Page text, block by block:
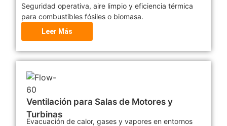
Seguridad operativa, aire limpio y eficiencia térmica
para combustibles fósiles o biomasa.
Leer Más
Ventilación para Salas de Motores y
Turbinas
Evacuación de calor, gases y vapores en entornos